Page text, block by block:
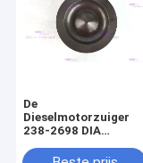
De
Dieselmotorzuiger
238-2698 DIA
CATERPILLARR C7